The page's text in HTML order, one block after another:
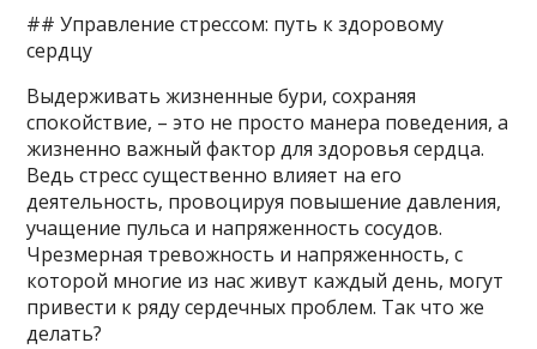
## Управление стрессом: путь к здоровому
сердцу
Выдерживать жизненные бури, сохраняя
спокойствие, – это не просто манера поведения, а
жизненно важный фактор для здоровья сердца.
Ведь стресс существенно влияет на его
деятельность, провоцируя повышение давления,
учащение пульса и напряженность сосудов.
Чрезмерная тревожность и напряженность, с
которой многие из нас живут каждый день, могут
привести к ряду сердечных проблем. Так что же
делать?